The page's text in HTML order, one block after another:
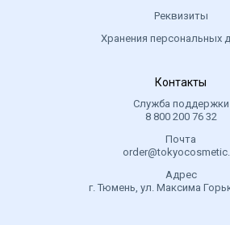
Реквизиты
Хранения персональных
Контакты
Служба поддержки
8 800 200 76 32
Почта
Адрес
г. Тюмень, ул. Максима